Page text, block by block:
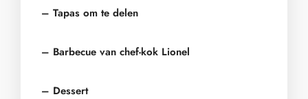
– Tapas om te delen
– Barbecue van chef-kok Lionel
– Dessert